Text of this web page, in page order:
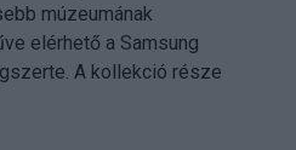
múzeumának
elérhető a Samsung
A kollekció része